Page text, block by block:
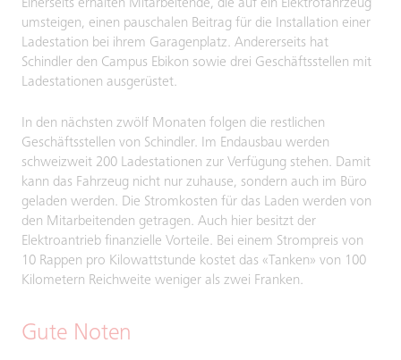
Einerseits erhalten Mitarbeitende, die auf ein Elektrofahrzeug
umsteigen, einen pauschalen Beitrag für die Installation einer
Ladestation bei ihrem Garagenplatz. Andererseits hat
Schindler den Campus Ebikon sowie drei Geschäftsstellen mit
Ladestationen ausgerüstet.
In den nächsten zwölf Monaten folgen die restlichen
Geschäftsstellen von Schindler. Im Endausbau werden
schweizweit 200 Ladestationen zur Verfügung stehen. Damit
kann das Fahrzeug nicht nur zuhause, sondern auch im Büro
geladen werden. Die Stromkosten für das Laden werden von
den Mitarbeitenden getragen. Auch hier besitzt der
Elektroantrieb finanzielle Vorteile. Bei einem Strompreis von
10 Rappen pro Kilowattstunde kostet das «Tanken» von 100
Kilometern Reichweite weniger als zwei Franken.
Gute Noten